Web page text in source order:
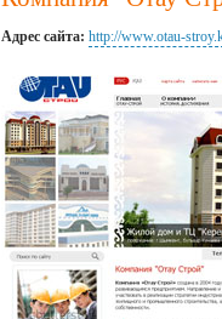
Адрес сайта: http://www.otau-